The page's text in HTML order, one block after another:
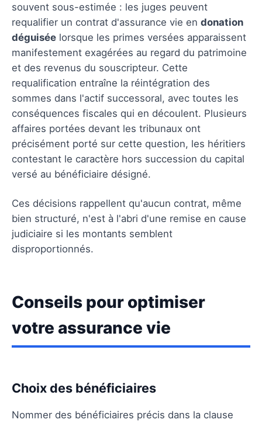
souvent sous-estimée : les juges peuvent
requalifier un contrat d'assurance vie en donation
déguisée lorsque les primes versées apparaissent
manifestement exagérées au regard du patrimoine
et des revenus du souscripteur. Cette
requalification entraîne la réintégration des
sommes dans l'actif successoral, avec toutes les
conséquences fiscales qui en découlent. Plusieurs
affaires portées devant les tribunaux ont
précisément porté sur cette question, les héritiers
contestant le caractère hors succession du capital
versé au bénéficiaire désigné.
Ces décisions rappellent qu'aucun contrat, même
bien structuré, n'est à l'abri d'une remise en cause
judiciaire si les montants semblent
disproportionnés.
Conseils pour optimiser
votre assurance vie
Choix des bénéficiaires
Nommer des bénéficiaires précis dans la clause